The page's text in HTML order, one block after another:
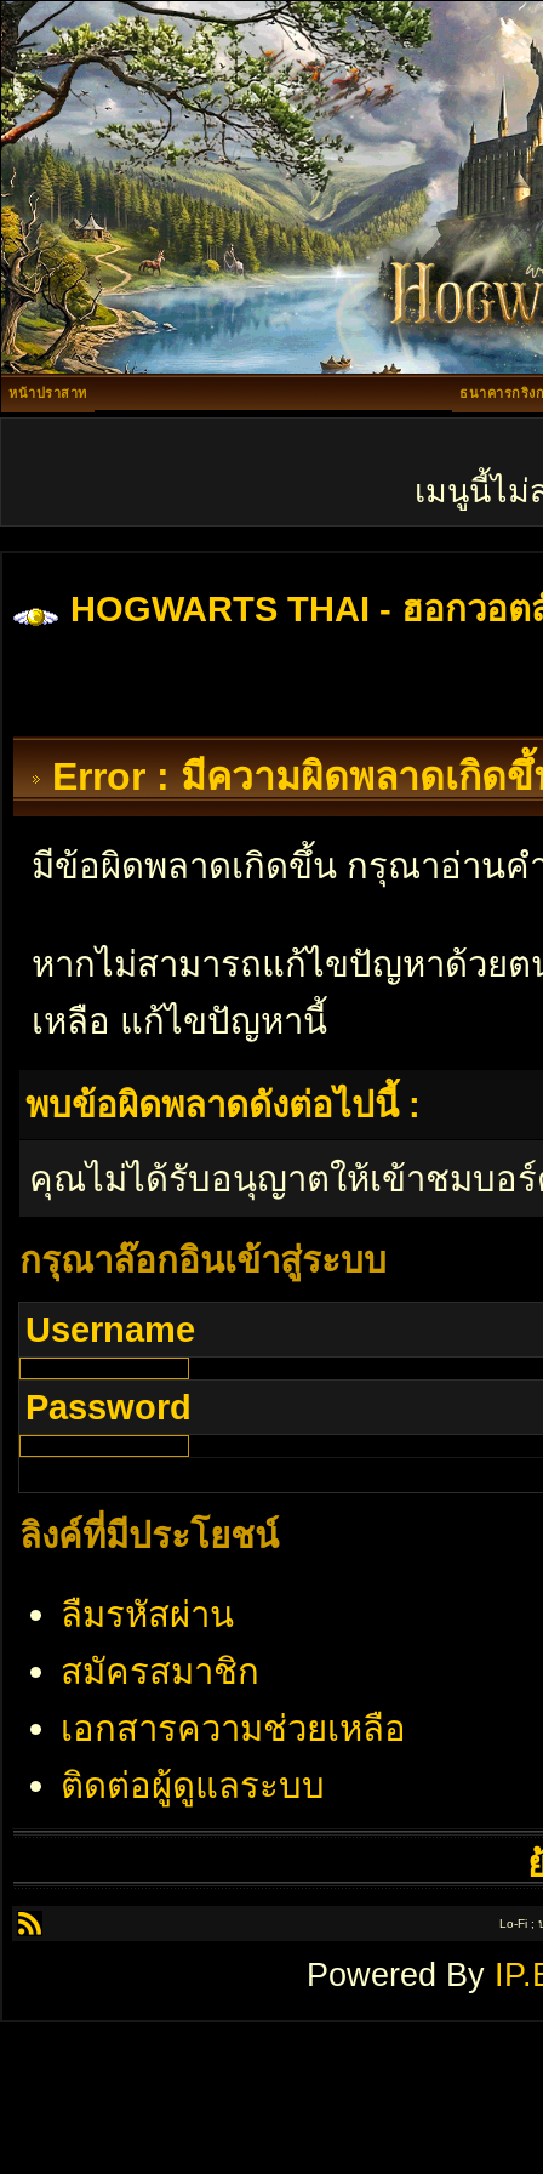
หน้าปราสาท ธนาคารกริง
เมนูนี้ไม่
HOGWARTS THAI - ฮอกวอต
Error : มีความผิดพลาดเกิดขึ้
มีข้อผิดพลาดเกิดขึ้น กรุณาอ่านค
หากไม่สามารถแก้ไขปัญหาด้วย
เหลือ แก้ไขปัญหานี้
พบข้อผิดพลาดดังต่อไปนี้ :
คุณไม่ได้รับอนุญาตให้เข้าชมบอ
กรุณาล๊อกอินเข้าสู่ระบบ
Username
Password
ลิงค์ที่มีประโยชน์
ลืมรหัสผ่าน
สมัครสมาชิก
เอกสารความช่วยเหลือ
ติดต่อผู้ดูแลระบบ
Lo-Fi ;
Powered By